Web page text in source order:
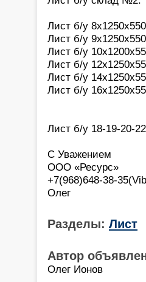
Лист б/у
Лист б/у
Лист б/у
Лист б/у
Лист б/у
Лист б/у
Лист б/у 18-19-20-
С Уважением
ООО «Ресурс»
+7(968)648-38-
Олег
Разделы: Лист
Автор
Олег Ионов